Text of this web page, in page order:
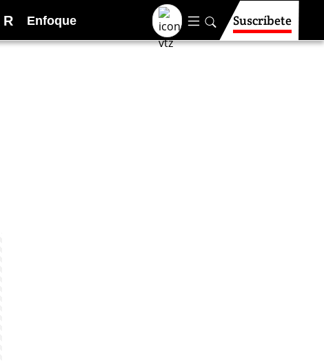
R Enfoque Suscríbete